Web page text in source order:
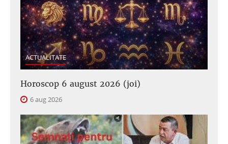
ACTUALITATE
Horoscop 6 august 2026 (joi)
6 aug 2026